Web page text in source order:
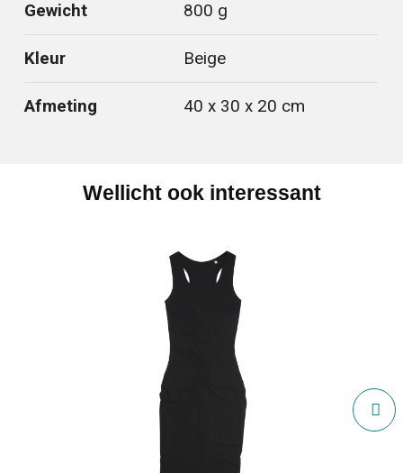
Gewicht 800 g
Kleur Beige
Afmeting 40 x 30 x 20 cm
Wellicht ook interessant